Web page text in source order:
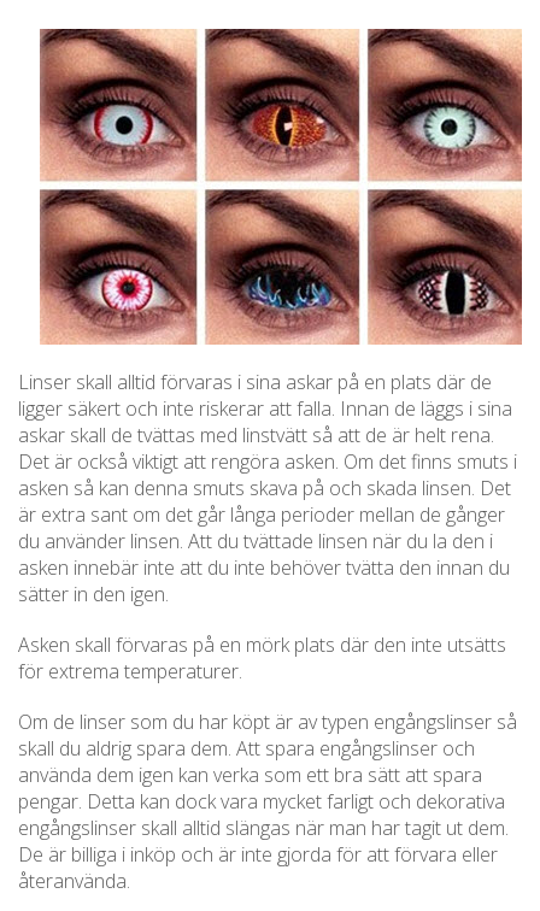
Linser skall alltid förvaras i sina askar på en plats där de
ligger säkert och inte riskerar att falla. Innan de läggs i sina
askar skall de tvättas med linstvätt så att de är helt rena.
Det är också viktigt att rengöra asken. Om det finns smuts i
asken så kan denna smuts skava på och skada linsen. Det
är extra sant om det går långa perioder mellan de gånger
du använder linsen. Att du tvättade linsen när du la den i
asken innebär inte att du inte behöver tvätta den innan du
sätter in den igen.
Asken skall förvaras på en mörk plats där den inte utsätts
för extrema temperaturer.
Om de linser som du har köpt är av typen engångslinser så
skall du aldrig spara dem. Att spara engångslinser och
använda dem igen kan verka som ett bra sätt att spara
pengar. Detta kan dock vara mycket farligt och dekorativa
engångslinser skall alltid slängas när man har tagit ut dem.
De är billiga i inköp och är inte gjorda för att förvara eller
återanvända.